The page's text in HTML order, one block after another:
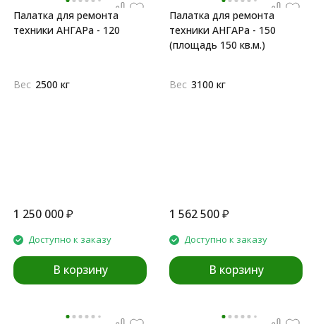
Палатка для ремонта
техники АНГАРа - 120
Вес 2500 кг
1 250 000₽
Доступно к заказу
В корзину
Палатка для ремонта
техники АНГАРа - 150
(площадь 150 кв.м.)
Вес 3100 кг
1 562 500₽
Доступно к заказу
В корзину